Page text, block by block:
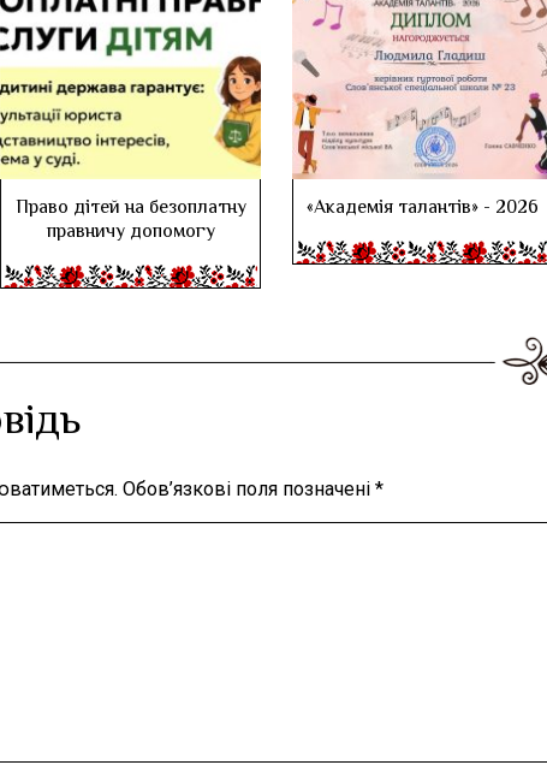
Право дітей на безоплатну
правничу допомогу
«Академія талантів» - 2026
Обов’язкові поля позначені *